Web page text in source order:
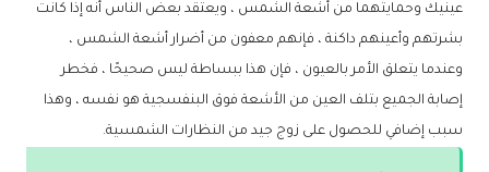
عينيك وحمايتهما من أشعة الشمس ، ويعتقد بعض الناس أنه إذا كانت
بشرتهم وأعينهم داكنة ، فإنهم معفون من أضرار أشعة الشمس ،
وعندما يتعلق الأمر بالعيون ، فإن هذا ببساطة ليس صحيحًا ، فخطر
إصابة الجميع بتلف العين من الأشعة فوق البنفسجية هو نفسه ، وهذا
سبب إضافي للحصول على زوج جيد من النظارات الشمسية.